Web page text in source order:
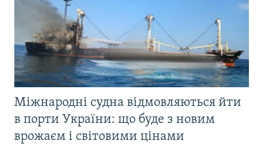
Міжнародні судна відмовляються йти
в порти України: що буде з новим
врожаєм і світовими цінами